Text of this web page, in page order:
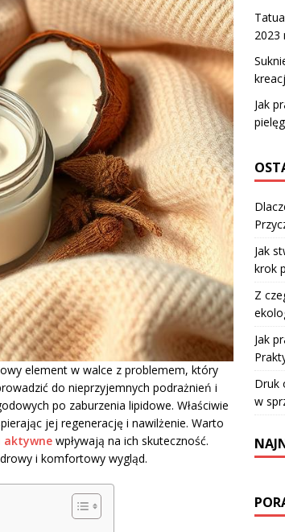
element w walce z problemem, który
do nieprzyjemnych podrażnień i
po zaburzenia lipidowe. Właściwie
jej regenerację i nawilżenie. Warto
aktywne wpływają na ich skuteczność.
i komfortowy wygląd.
2023
Jak
Jak
krok
Z
Jak
Druk
w